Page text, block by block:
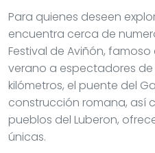
Para quienes deseen
encuentra cerca de
Festival de Aviñón,
verano a espectadores
kilómetros, el puente del
construcción romana, así
pueblos del Luberon,
únicas.